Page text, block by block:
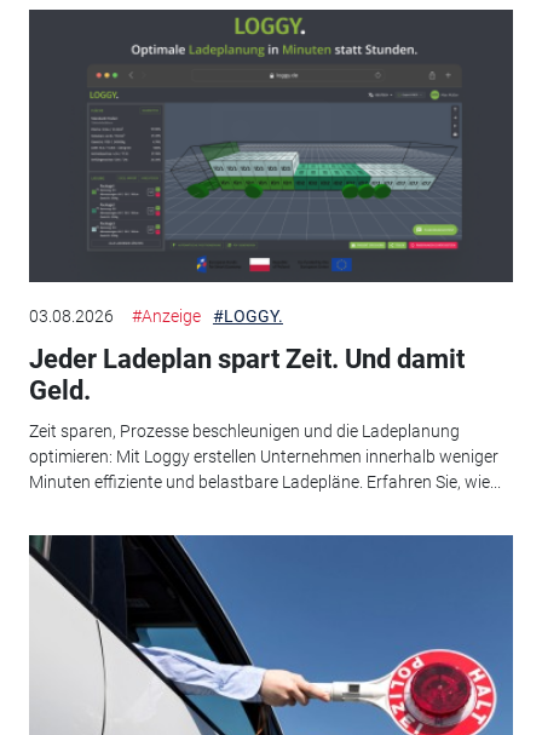
03.08.2026 #Anzeige #LOGGY.
Jeder Ladeplan spart Zeit. Und damit
Geld.
Zeit sparen, Prozesse beschleunigen und die Ladeplanung
optimieren: Mit Loggy erstellen Unternehmen innerhalb weniger
Minuten effiziente und belastbare Ladepläne. Erfahren Sie, wie...